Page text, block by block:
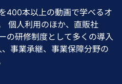
400本以上の動画で学べるオ
個人利用のほか、直販社
の研修制度として多くの導入
事業承継、事業保障分野の